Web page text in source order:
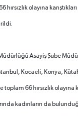
hırsızlık olayına
Asayiş Şube
Kocaeli, Konya,
toplam 66 hırsızlık
kadınların da